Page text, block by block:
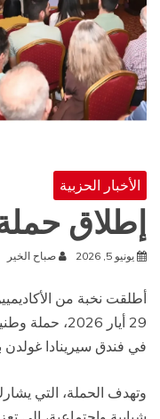
الأخبار الحزبية
إطلاق
يونيو 5, 2026 صباح الخير
أطلقت نخبة من
29 أيار
في فندق سيرينادا غولدن
وتهدف الحملة، التي